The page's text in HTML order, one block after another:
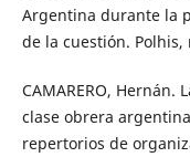
Argentina durante la
de la cuestión. Polhis,
CAMARERO,
clase obrera
repertorios de